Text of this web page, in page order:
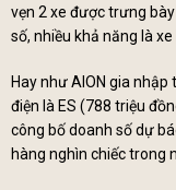
vẹn 2 xe được trưng
số, nhiều khả năng là
Hay như AION gia
điện là ES (788 triệu
công bố doanh số dự
hàng nghìn chiếc trong